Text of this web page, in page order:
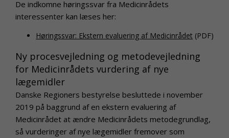
De indkomne høringssvar fra Medicinrådets
interessenter kan læses her:
Høringssvar: Ekstern evaluering af Medicinrådet (PDF)
Ny procesvejledning og metodevejledning
for Medicinrådets vurdering af nye
lægemidler
Danske Regioners bestyrelse besluttede i november
2019 på baggrund af en ekstern evaluering af
Medicinrådet at ændre Medicinrådets metodegrundlag,
så vurderinger af nye lægemidler fremover som